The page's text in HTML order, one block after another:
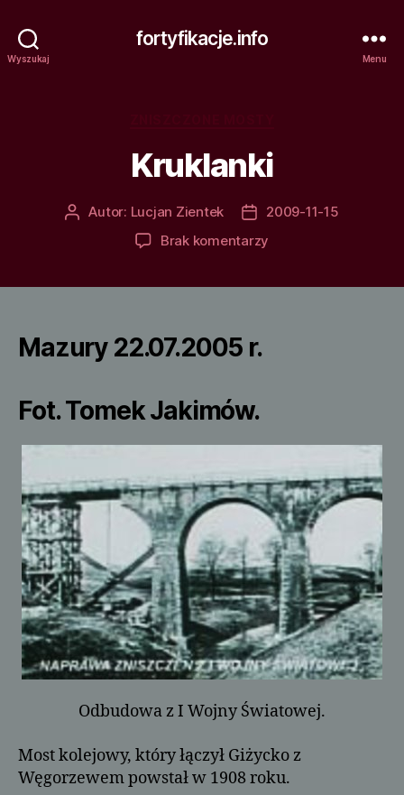
Wyszukaj
fortyfikacje.info
Menu
Kruklanki
AutorAutor: Lucjan Zientek
Data2009-11-15
Brak komentarzy
Mazury 22.07.2005 r.
Fot. Tomek Jakimów.
Odbudowa z I Wojny Światowej.
Most kolejowy, który łączył Giżycko z
Węgorzewem powstał w 1908 roku.